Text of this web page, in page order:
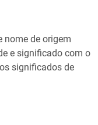
nome de origem
e significado com o
significados de